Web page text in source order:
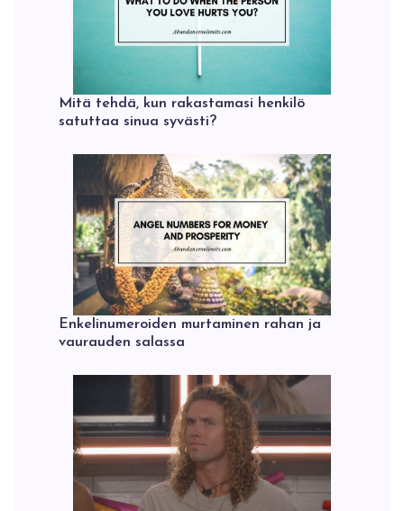
Mitä tehdä, kun rakastamasi henkilö
satuttaa sinua syvästi?
Enkelinumeroiden murtaminen rahan ja
vaurauden salassa